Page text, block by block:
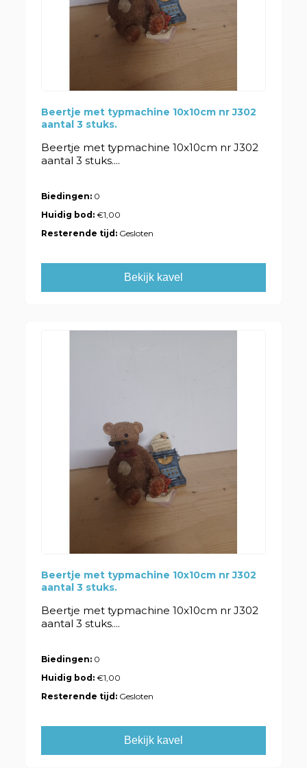
Beertje met typmachine 10x10cm nr J302
aantal 3 stuks.
Beertje met typmachine 10x10cm nr J302
aantal 3 stuks....
Biedingen: 0
Huidig bod:€1,00
Resterende tijd: Gesloten
Bekijk kavel
Beertje met typmachine 10x10cm nr J302
aantal 3 stuks.
Beertje met typmachine 10x10cm nr J302
aantal 3 stuks....
Biedingen: 0
Huidig bod:€1,00
Resterende tijd: Gesloten
Bekijk kavel